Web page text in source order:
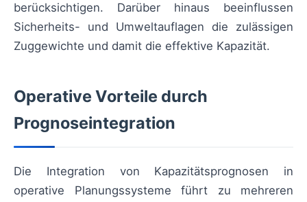
berücksichtigen. Darüber hinaus beeinflussen
Sicherheits- und Umweltauflagen die zulässigen
Zuggewichte und damit die effektive Kapazität.
Operative Vorteile durch
Prognoseintegration
Die Integration von Kapazitätsprognosen in
operative Planungssysteme führt zu mehreren